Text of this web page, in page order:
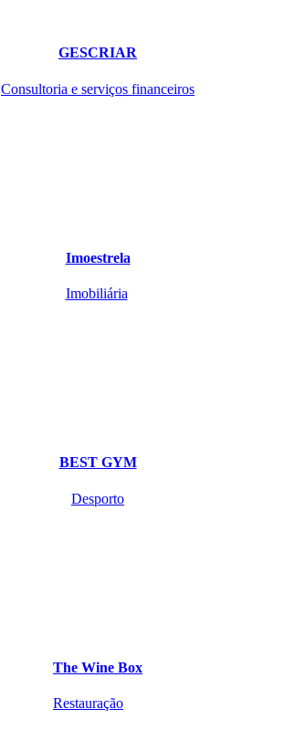
GESCRIAR
Consultoria e serviços financeiros
Imoestrela
Imobiliária
BEST GYM
Desporto
The Wine Box
Restauração